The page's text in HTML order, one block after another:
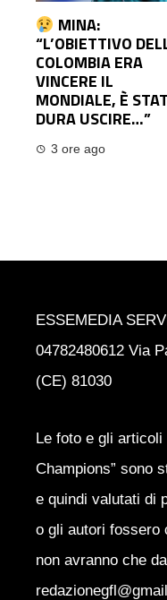
MINA:
“L’OBIETTIVO
COLOMBIA ERA
VINCERE IL
MONDIALE, È
DURA USCIRE…”
3 ore ago
ESSEMEDIA
04782480612 Via
(CE) 81030
Le foto e gli articoli
Champions” sono
e quindi valutati di
o gli autori fossero
non avranno che